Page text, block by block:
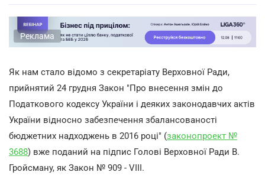
Реклама
Як нам стало відомо з секретаріату Верховної Ради,
прийнятий 24 грудня Закон "Про внесення змін до
Податкового кодексу України і деяких законодавчих актів
України відносно забезпечення збалансованості
бюджетних надходжень в 2016 році" (законопроект №
3688) вже поданий на підпис Голові Верховної Ради В.
Гройсману, як Закон № 909 - VIII.